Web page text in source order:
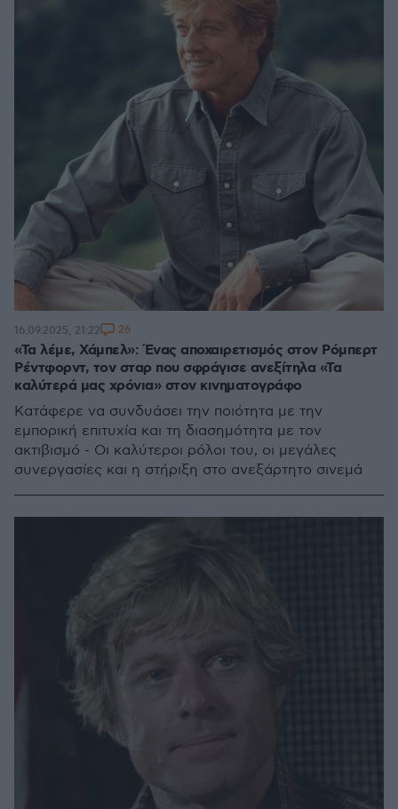
«Τα λέμε, Χάμπελ»: Ένας αποχαιρετισμός στον Ρόμπερτ
Ρέντφορντ, τον σταρ που σφράγισε ανεξίτηλα «Τα
καλύτερά μας χρόνια» στον κινηματογράφο
Κατάφερε να συνδυάσει την ποιότητα με την
εμπορική επιτυχία και τη διασημότητα με τον
ακτιβισμό - Οι καλύτεροι ρόλοι του, οι μεγάλες
συνεργασίες και η στήριξη στο ανεξάρτητο σινεμά
16.09.2025, 21:22 26